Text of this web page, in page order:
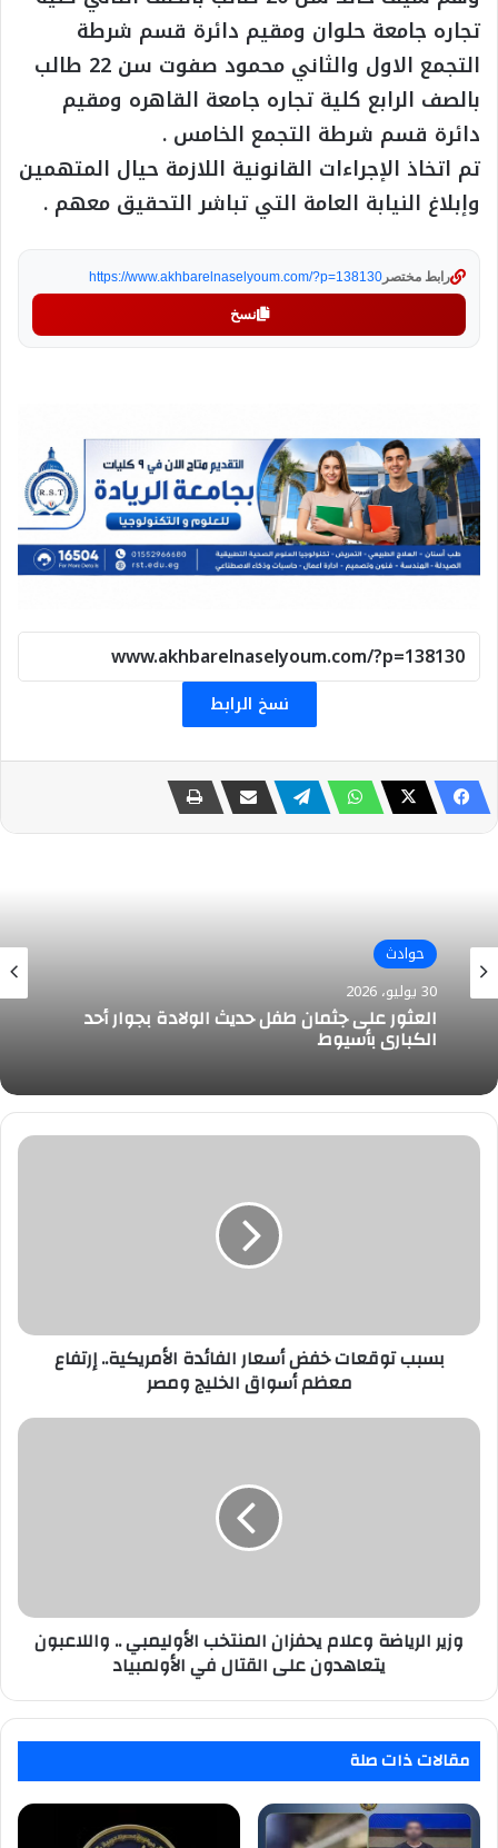
تجاره جامعة حلوان ومقيم دائرة قسم شرطة
التجمع الاول والثاني محمود صفوت سن 22 طالب
بالصف الرابع كلية تجاره جامعة القاهره ومقيم
دائرة قسم شرطة التجمع الخامس .
تم اتخاذ الإجراءات القانونية اللازمة حيال المتهمين
وإبلاغ النيابة العامة التي تباشر التحقيق معهم .
رابط مختصر https://www.akhbarelnaselyoum.com/?p=138130
نسخ
نسخ الرابط
حوادث
30 يوليو، 2026
حوادث
26 يوليو، 2026
القبض علي صاحبة الفيديو الذى تناول الكلام
بصورة غير أخلاقية وترويجها إدعاءات كاذبة تجاه
مؤسسات وشخصيات بالدولة وخارجها
بسبب
أسواق
بسبب توقعات خفض أسعار الفائدة الأمريكية.. إرتفاع
معظم أسواق الخليج ومصر
وزير
يتعاهدون
على
القتال
الأولمبياد
وزير الرياضة وعلام يحفزان المنتخب الأوليمبي .. واللاعبون
يتعاهدون على القتال في الأولمبياد
مقالات ذات صلة